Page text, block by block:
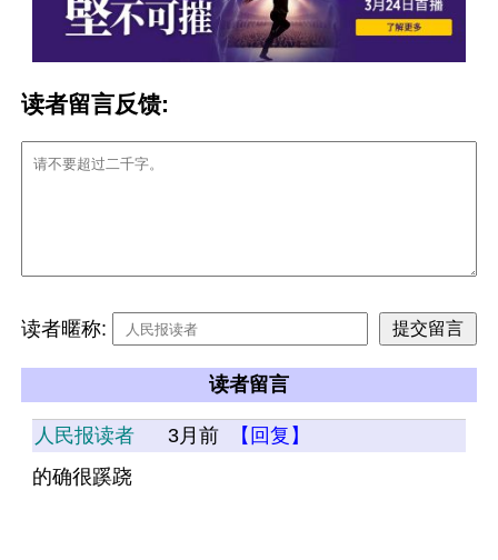
读者留言反馈:
读者暱称:
读者留言
人民报读者 3月前
【回复】
的确很蹊跷